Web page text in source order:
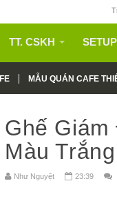
TT. CSKH
MẪU QUÁN CAFE
Ghế
Màu
Như Nguyệt 23:39